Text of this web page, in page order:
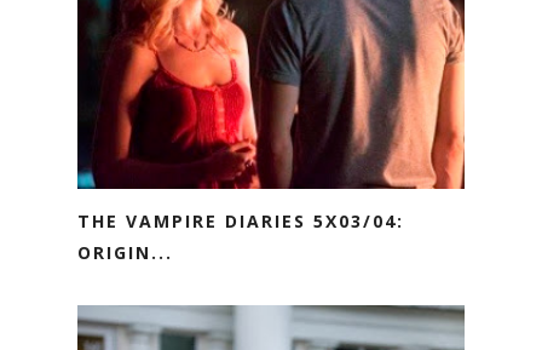
THE VAMPIRE DIARIES 5X03/04:
ORIGIN...